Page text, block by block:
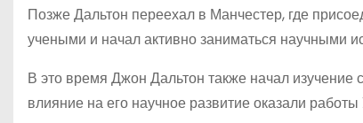
Позже Дальтон переехал в Манчестер, где
учеными и начал активно заниматься научными
В это время Джон Дальтон также начал
влияние на его научное развитие оказали